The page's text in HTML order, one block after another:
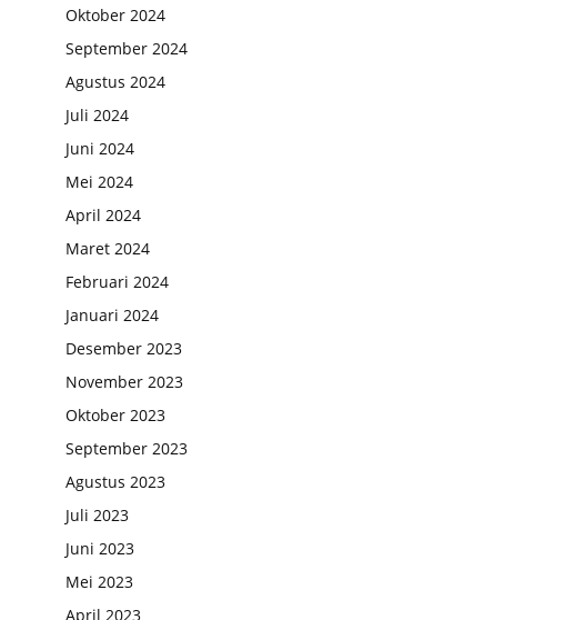
Oktober 2024
September 2024
Agustus 2024
Juli 2024
Juni 2024
Mei 2024
April 2024
Maret 2024
Februari 2024
Januari 2024
Desember 2023
November 2023
Oktober 2023
September 2023
Agustus 2023
Juli 2023
Juni 2023
Mei 2023
April 2023